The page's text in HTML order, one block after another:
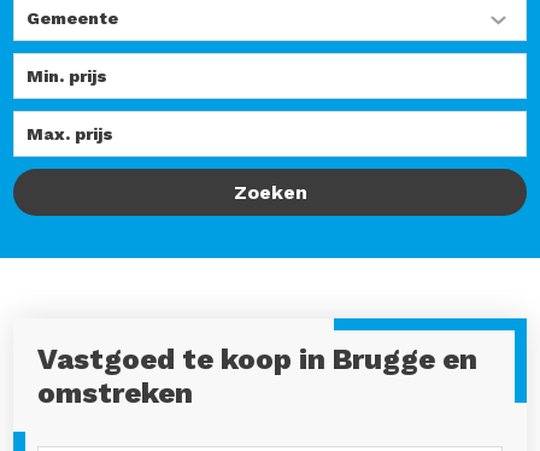
Zoeken
Vastgoed te koop in Brugge en
omstreken